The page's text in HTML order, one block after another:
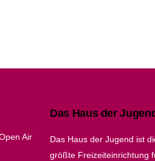
Air
Das Haus der
Das Haus der Jugend ist
größte Freizeiteinrichtung